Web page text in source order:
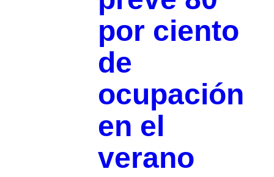
por ciento
de
ocupación
en el
verano